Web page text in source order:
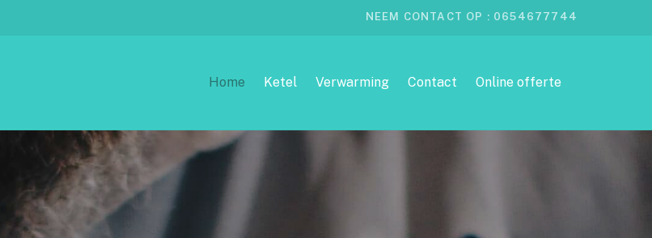
NEEM CONTACT OP : 0654677744
Home Ketel Verwarming Contact Online offerte